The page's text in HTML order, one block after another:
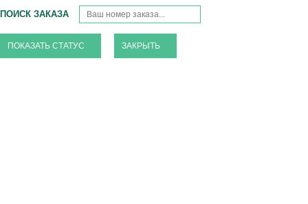
ПОИСК ЗАКАЗА
ЗАКРЫТЬ